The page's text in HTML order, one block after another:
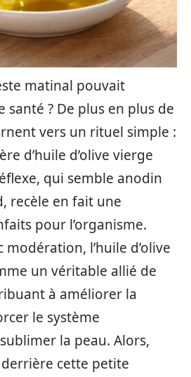
matinal pouvait
? De plus en plus de
vers un rituel simple :
d’huile d’olive vierge
qui semble anodin
recèle en fait une
pour l’organisme.
modération, l’huile d’olive
un véritable allié de
à améliorer la
le système
la peau. Alors,
cette petite